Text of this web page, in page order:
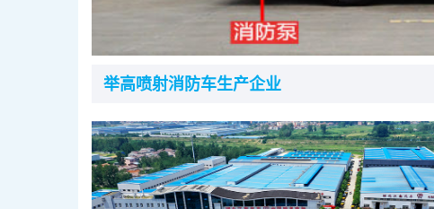
举高喷射消防车生产企业